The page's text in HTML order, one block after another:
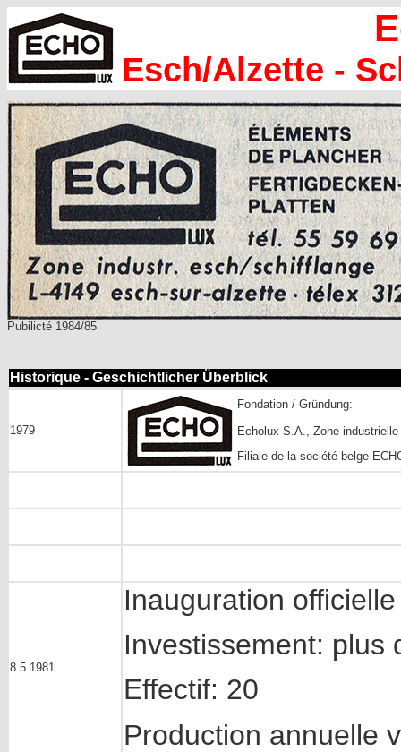
Esch/Alzette -
Pubilicté 1984/85
Historique - Geschichtlicher Überblick
1979
Fondation / Gründung:
Echolux S.A., Zone
Filiale de la société belge
8.5.1981
Inauguration
Investissement: plus
Effectif: 20
Production annuelle